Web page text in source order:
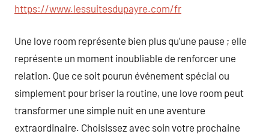
https://www.lessuitesdupayre.com/fr
Une love room représente bien plus qu’une pause ; elle
représente un moment inoubliable de renforcer une
relation. Que ce soit pourun événement spécial ou
simplement pour briser la routine, une love room peut
transformer une simple nuit en une aventure
extraordinaire. Choisissez avec soin votre prochaine